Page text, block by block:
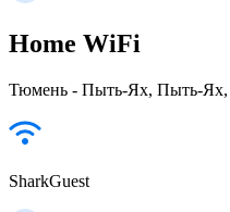
Home WiFi
Тюмень - Пыть-Ях, Пыть-Ях,
SharkGuest